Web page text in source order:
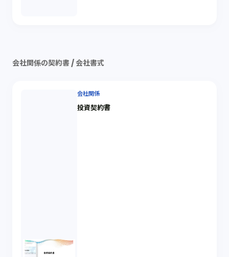
会社関係の契約書 / 会社書式
会社関係
投資契約書